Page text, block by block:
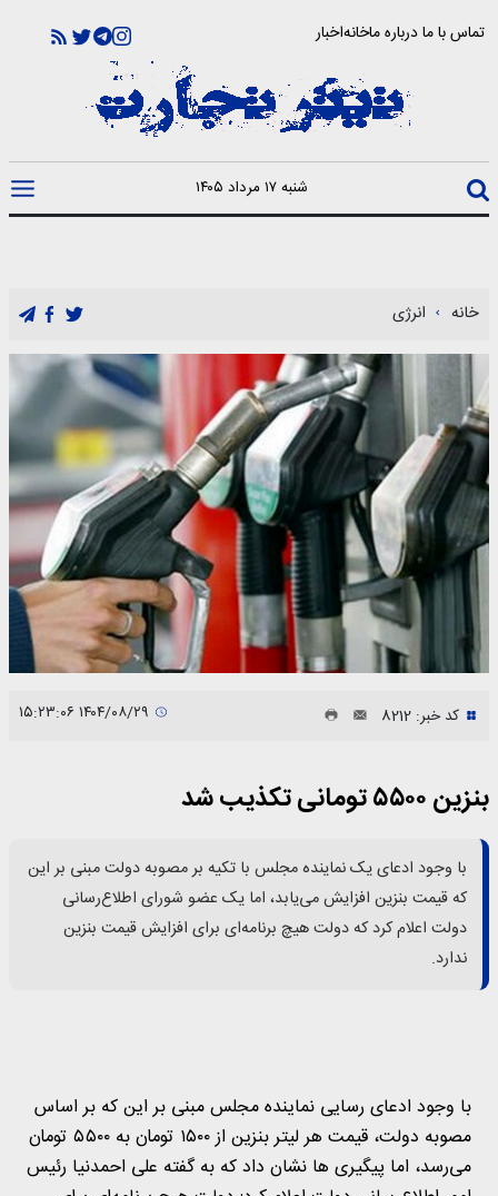
تماس با مادرباره ماخانهاخبار
شنبه ۱۷ مرداد ۱۴۰۵
خانه انرژی
کد خبر: 8212
بنزین ۵۵۰۰ تومانی تکذیب شد
با وجود ادعای یک نماینده مجلس با تکیه بر مصوبه دولت مبنی بر این
که قیمت بنزین افزایش می‌یابد،‌ اما یک عضو شورای اطلاع‌رسانی
دولت اعلام کرد که دولت هیچ برنامه‌ای برای افزایش قیمت بنزین
ندارد.
​با وجود ادعای رسایی نماینده مجلس مبنی بر این که بر اساس
مصوبه دولت،‌ قیمت هر لیتر بنزین از ۱۵۰۰ تومان به ۵۵۰۰ تومان
می‌رسد، اما پیگیری ها نشان داد که به گفته علی احمدنیا رئیس